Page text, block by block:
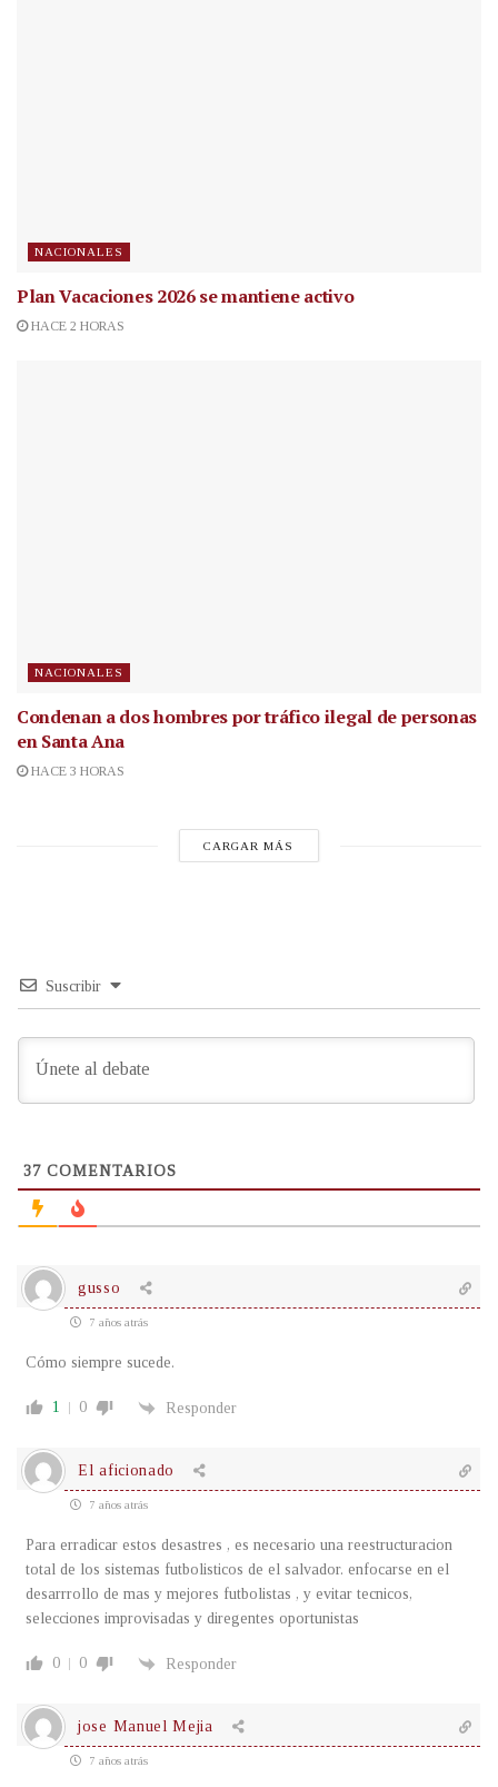
NACIONALES
Plan Vacaciones 2026 se mantiene activo
HACE 2 HORAS
NACIONALES
Condenan a dos hombres por tráfico ilegal de personas
en Santa Ana
HACE 3 HORAS
CARGAR MÁS
Suscribir
37 COMENTARIOS
gusso
7 años atrás
Cómo siempre sucede.
1 0 Responder
El aficionado
7 años atrás
Para erradicar estos desastres , es necesario una reestructuracion
total de los sistemas futbolisticos de el salvador. enfocarse en el
desarrrollo de mas y mejores futbolistas , y evitar tecnicos,
selecciones improvisadas y diregentes oportunistas
0 0 Responder
jose Manuel Mejia
7 años atrás